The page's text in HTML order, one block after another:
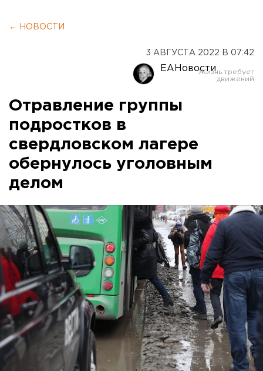
← НОВОСТИ
3 АВГУСТА 2022 В 07:42
ЕАНовости
Отравление группы
подростков в
свердловском лагере
обернулось уголовным
делом